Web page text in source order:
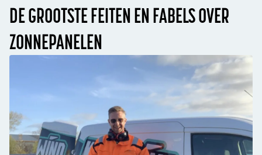
DE GROOTSTE FEITEN EN FABELS OVER
ZONNEPANELEN